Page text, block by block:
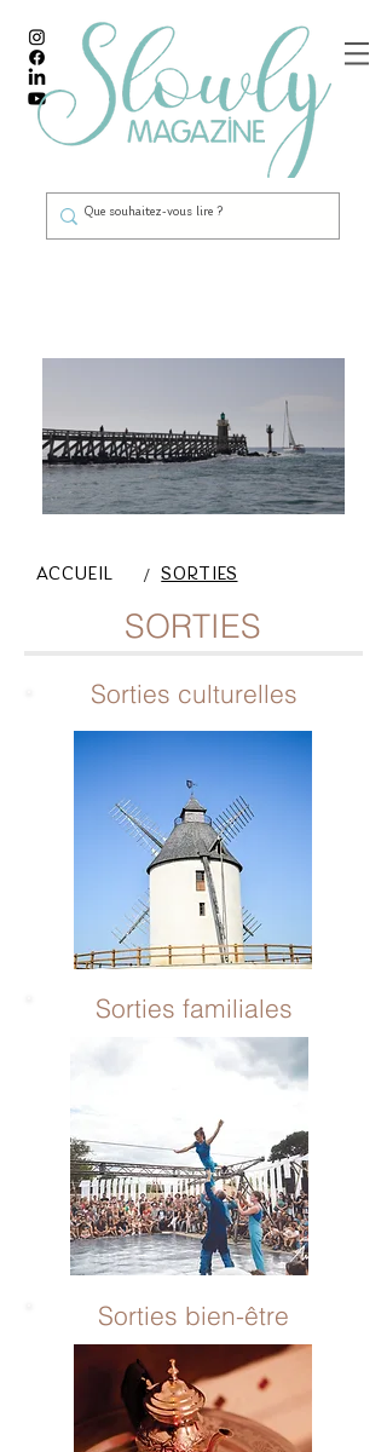
ACCUEIL / SORTIES
SORTIES
Sorties culturelles
Sorties familiales
Sorties bien-être